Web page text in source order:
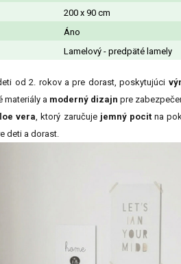
200 x 90 cm
Áno
Lamelový - predpäté lamely
od 2. rokov a pre dorast, poskytujúci
materiály a moderný dizajn pre
vera , ktorý zaručuje jemný pocitna
deti a dorast.